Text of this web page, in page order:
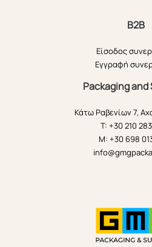
B2B
Είσοδος
Εγγραφή
Packaging and
Κάτω Ραβενίων 7,
T: +30 210
M: +30 698